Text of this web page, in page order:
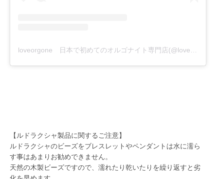
【ルドラクシャ製品に関するご注意】
ルドラクシャのビーズをブレスレットやペンダントは水に濡ら
す事はあまりお勧めできません。
天然の木製ビーズですので、濡れたり乾いたりを繰り返すと劣